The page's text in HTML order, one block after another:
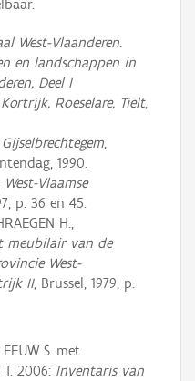
West-Vlaanderen.
en landschappen in
Deel I
Roeselare, Tielt,
,
1990.
West-Vlaamse
p. 36 en 45.
H.,
meubilair van de
West-
II, Brussel, 1979, p.
S. met
2006: Inventaris van